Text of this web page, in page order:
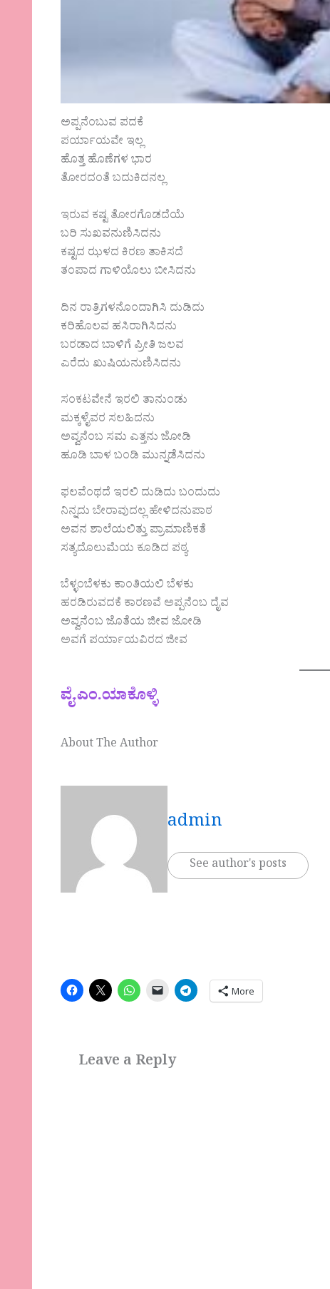
ಅಪ್ಪನೆಂಬುವ ಪದಕೆ
ಪರ್ಯಾಯವೇ ಇಲ್ಲ
ಹೊತ್ತ ಹೊಣೆಗಳ ಭಾರ
ತೋರದಂತೆ ಬದುಕಿದನಲ್ಲ
ಇರುವ ಕಷ್ಟ ತೋರಗೊಡದೆಯೆ
ಬರಿ ಸುಖವನುಣಿಸಿದನು
ಕಷ್ಟದ ಝಳದ ಕಿರಣ ತಾಕಿಸದೆ
ತಂಪಾದ ಗಾಳಿಯೊಲು ಬೀಸಿದನು
ದಿನ ರಾತ್ರಿಗಳನೊಂದಾಗಿಸಿ ದುಡಿದು
ಕರಿಹೊಲವ ಹಸಿರಾಗಿಸಿದನು
ಬರಡಾದ ಬಾಳಿಗೆ ಪ್ರೀತಿ ಜಲವ
ಎರೆದು ಖುಷಿಯನುಣಿಸಿದನು
ಸಂಕಟವೇನೆ ಇರಲಿ ತಾನುಂಡು
ಮಕ್ಕಳೈವರ ಸಲಹಿದನು
ಅವ್ವನೆಂಬ ಸಮ ಎತ್ತನು ಜೋಡಿ
ಹೂಡಿ ಬಾಳ ಬಂಡಿ ಮುನ್ನಡೆಸಿದನು
ಫಲವೆಂಥದೆ ಇರಲಿ ದುಡಿದು ಬಂದುದು
ನಿನ್ನದು ಬೇರಾವುದಲ್ಲ ಹೇಳಿದನು‌ಪಾಠ
ಅವನ ಶಾಲೆಯಲಿತ್ತು ಪ್ರಾಮಾಣಿಕತೆ
ಸತ್ಯದೊಲುಮೆಯ ಕೂಡಿದ ಪಠ್ಯ
ಬೆಳ್ಳಂಬೆಳಕು ಕಾಂತಿಯಲಿ ಬೆಳಕು
ಹರಡಿರುವದಕೆ ಕಾರಣವೆ ಅಪ್ಪನೆಂಬ ದೈವ
ಅವ್ವನೆಂಬ ಜೊತೆಯ ಜೀವ ಜೋಡಿ
ಅವಗೆ ಪರ್ಯಾಯವಿರದ ಜೀವ
ವೈ.ಎಂ.ಯಾಕೊಳ್ಳಿ
About The Author
admin
See author's posts
More
Leave a Reply